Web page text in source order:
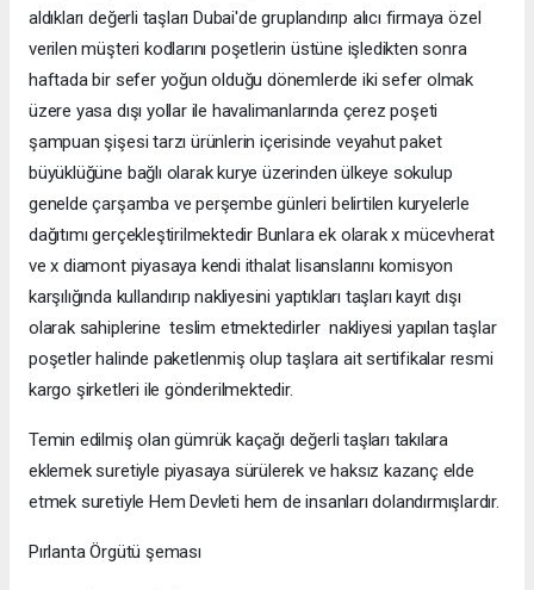
aldıkları değerli taşları Dubai'de gruplandırıp alıcı firmaya özel
verilen müşteri kodlarını poşetlerin üstüne işledikten sonra
haftada bir sefer yoğun olduğu dönemlerde iki sefer olmak
üzere yasa dışı yollar ile havalimanlarında çerez poşeti
şampuan şişesi tarzı ürünlerin içerisinde veyahut paket
büyüklüğüne bağlı olarak kurye üzerinden ülkeye sokulup
genelde çarşamba ve perşembe günleri belirtilen kuryelerle
dağıtımı gerçekleştirilmektedir Bunlara ek olarak x mücevherat
ve x diamont piyasaya kendi ithalat lisanslarını komisyon
karşılığında kullandırıp nakliyesini yaptıkları taşları kayıt dışı
olarak sahiplerine teslim etmektedirler nakliyesi yapılan taşlar
poşetler halinde paketlenmiş olup taşlara ait sertifikalar resmi
kargo şirketleri ile gönderilmektedir.
Temin edilmiş olan gümrük kaçağı değerli taşları takılara
eklemek suretiyle piyasaya sürülerek ve haksız kazanç elde
etmek suretiyle Hem Devleti hem de insanları dolandırmışlardır.
Pırlanta Örgütü şeması